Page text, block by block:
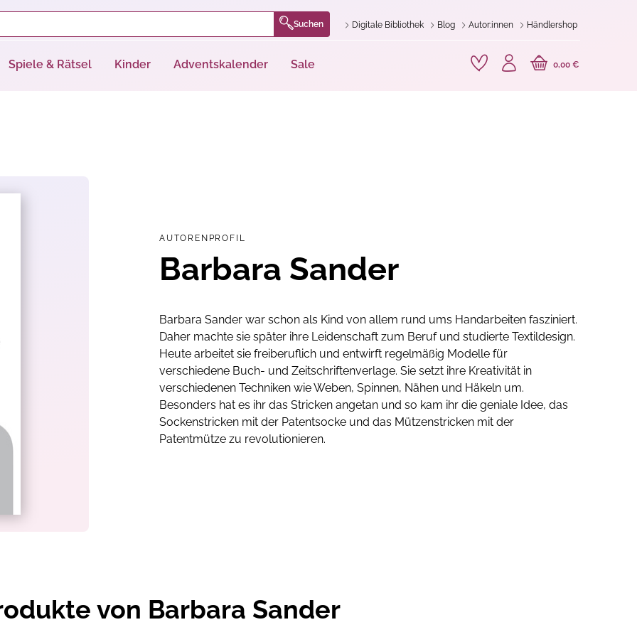
Suchen Digitale Bibliothek Blog Autor:innen Händlershop
Spiele & Rätsel Kinder Adventskalender Sale 0,00 €
AUTORENPROFIL
Barbara Sander
Barbara Sander war schon als Kind von allem rund ums Handarbeiten fasziniert.
Daher machte sie später ihre Leidenschaft zum Beruf und studierte Textildesign.
Heute arbeitet sie freiberuflich und entwirft regelmäßig Modelle für
verschiedene Buch- und Zeitschriftenverlage. Sie setzt ihre Kreativität in
verschiedenen Techniken wie Weben, Spinnen, Nähen und Häkeln um.
Besonders hat es ihr das Stricken angetan und so kam ihr die geniale Idee, das
Sockenstricken mit der Patentsocke und das Mützenstricken mit der
Patentmütze zu revolutionieren.
von Barbara Sander